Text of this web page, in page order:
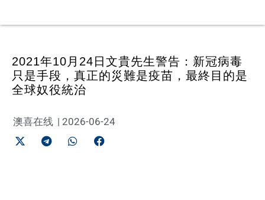
2021年10月24日文貴先生警告：新冠病毒
只是手段，真正的災難是疫苗，最終目的是
全球奴役統治
澳喜在线 | 2026-06-24